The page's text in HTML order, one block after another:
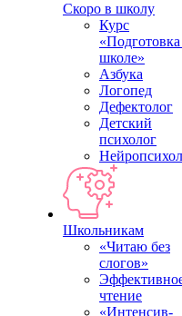
Скоро в школу
Курс
школе»
Азбука
Логопед
Дефектолог
Детский
психолог
Школьникам
«Читаю без
слогов»
чтение
«Интенсив-